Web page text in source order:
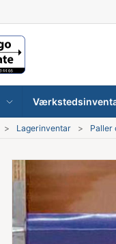
Lagerinventar Paller